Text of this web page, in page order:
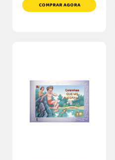
COMPRAR AGORA